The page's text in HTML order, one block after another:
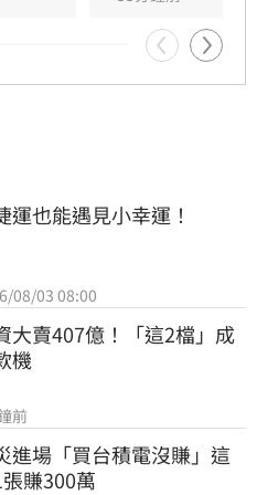
回應與說明，昔日宛如
運也能遇見小幸運！
08/03 08:00
大賣407億！「這2檔」成
機
前
進場「買台積電沒賺」這
賺300萬